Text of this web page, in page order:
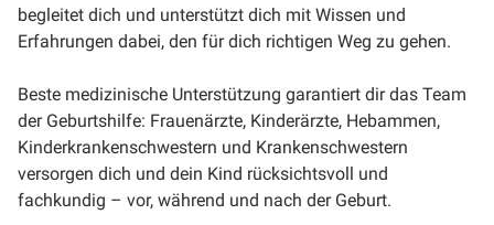
begleitet dich und unterstützt dich mit Wissen und
Erfahrungen dabei, den für dich richtigen Weg zu gehen.
Beste medizinische Unterstützung garantiert dir das Team
der Geburtshilfe: Frauenärzte, Kinderärzte, Hebammen,
Kinderkrankenschwestern und Krankenschwestern
versorgen dich und dein Kind rücksichtsvoll und
fachkundig – vor, während und nach der Geburt.